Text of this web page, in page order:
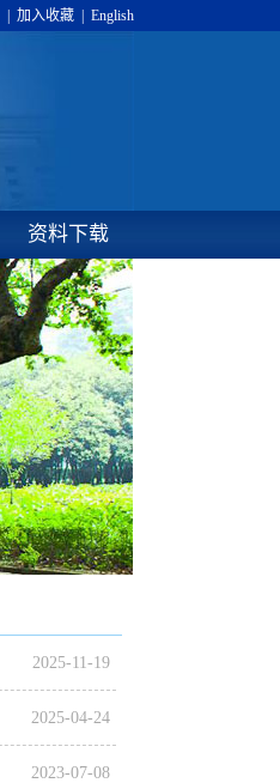
加入收藏 English
资料下载
2025-11-19
2025-04-24
2023-07-08